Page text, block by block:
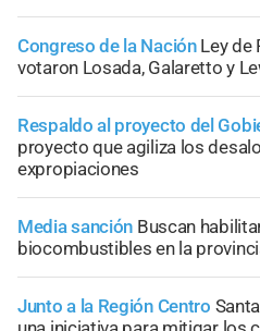
Congreso de la Nación Ley de
votaron Losada, Galaretto y
Respaldo al proyecto del
proyecto que agiliza los
expropiaciones
Media sanción Buscan
biocombustibles en la
Junto a la Región Centro